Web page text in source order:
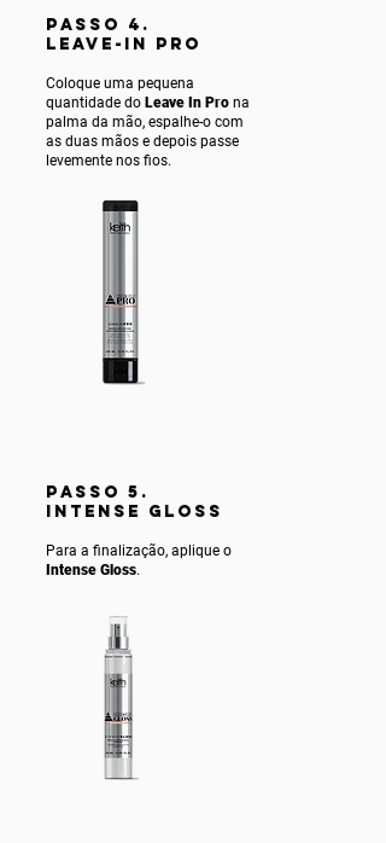
PASSO 5.
INTENSE gLOSS
Para a finalização, aplique o
Intense Gloss.
PASSO 4.
LEAVE-IN PRO
Coloque uma pequena
quantidade do Leave In Pro na
palma da mão, espalhe-o com
as duas mãos e depois passe
levemente nos fios.